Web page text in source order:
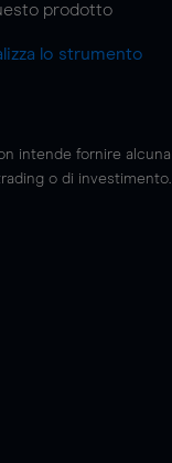
prodotto
lo strumento
intende fornire alcuna
o di investimento.